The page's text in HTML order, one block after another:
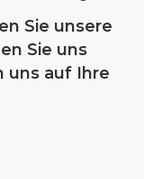
Sie unsere
Sie uns
uns auf Ihre